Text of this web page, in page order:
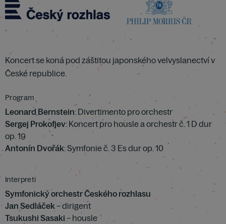
Koncert se koná pod záštitou japonského velvyslanectví v
České republice.
Program
Leonard Bernstein: Divertimento pro orchestr
Sergej Prokofjev: Koncert pro housle a orchestr č. 1 D dur
op. 19
Antonín Dvořák: Symfonie č. 3 Es dur op. 10
Interpreti
Symfonický orchestr Českého rozhlasu
Jan Sedláček– dirigent
Tsukushi Sasaki – housle